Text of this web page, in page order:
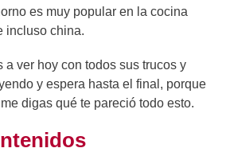
es muy popular en la cocina
incluso china.
a ver hoy con todos sus trucos y
y espera hasta el final, porque
digas qué te pareció todo esto.